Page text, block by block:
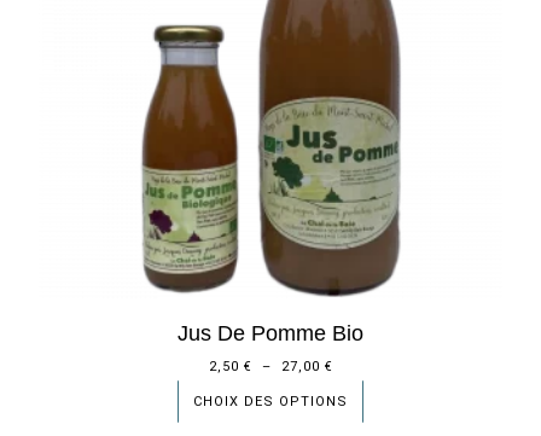
Jus De Pomme Bio
2,50 € – 27,00 €
CHOIX DES OPTIONS